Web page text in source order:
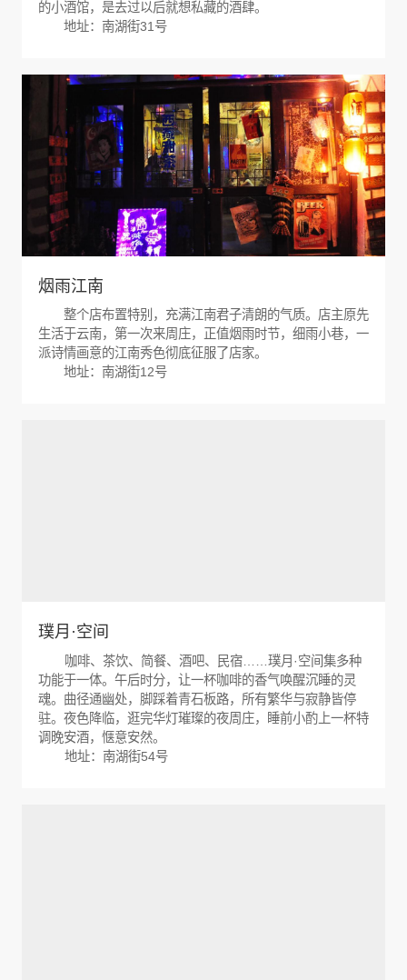
的小酒馆，是去过以后就想私藏的酒肆。
地址：南湖街31号
烟雨江南
整个店布置特别，充满江南君子清朗的气质。店主原先
生活于云南，第一次来周庄，正值烟雨时节，细雨小巷，一
派诗情画意的江南秀色彻底征服了店家。
地址：南湖街12号
璞月·空间
咖啡、茶饮、简餐、酒吧、民宿……璞月·空间集多种
功能于一体。午后时分，让一杯咖啡的香气唤醒沉睡的灵
魂。曲径通幽处，脚踩着青石板路，所有繁华与寂静皆停
驻。夜色降临，逛完华灯璀璨的夜周庄，睡前小酌上一杯特
调晚安酒，惬意安然。
地址：南湖街54号